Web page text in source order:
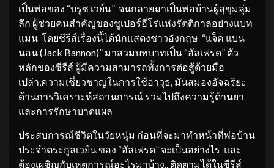
เป็นพ่อของ “บรูซ เวย์น” จนกลายมาเป็นพ่อบ้านผู้สุขุมลุ่ม
ลึก ผู้ช่วยคนสำคัญของซูเปอร์ฮีโร่แห่งรัตติกาลอย่างแบท
แมน โดยซีรีส์เรื่องนี้ได้นักแสดงชาวอังกฤษ “แจ็ค แบน
นอน (Jack Bannon)” มาสวมบทบาทเป็น “อัลเฟรด” ตัว
หลักของซีรีส์ ผู้มีความสามารถทั้งการต่อสู้ด้วยมือ
เปล่า,ความเชี่ยวชาญในการใช้อาวุธ, มันสมองอัจฉริยะ
ด้านการวิเคราะห์สถานการณ์ รวมไปถึงความรู้ด้านยา
และการรักษาบาดแผล
ประสบการณ์ชีวิตในวัยหนุ่ม ก่อนที่จะมาทำหน้าที่พ่อบ้าน
ประจำตระกูลเวย์นของ “อัลเฟรด” จะเป็นอย่างไร และ
ต้องเผชิญกับเหตุการณ์อะไรมาบ้าง.. ติดตามได้ในซีรีส์